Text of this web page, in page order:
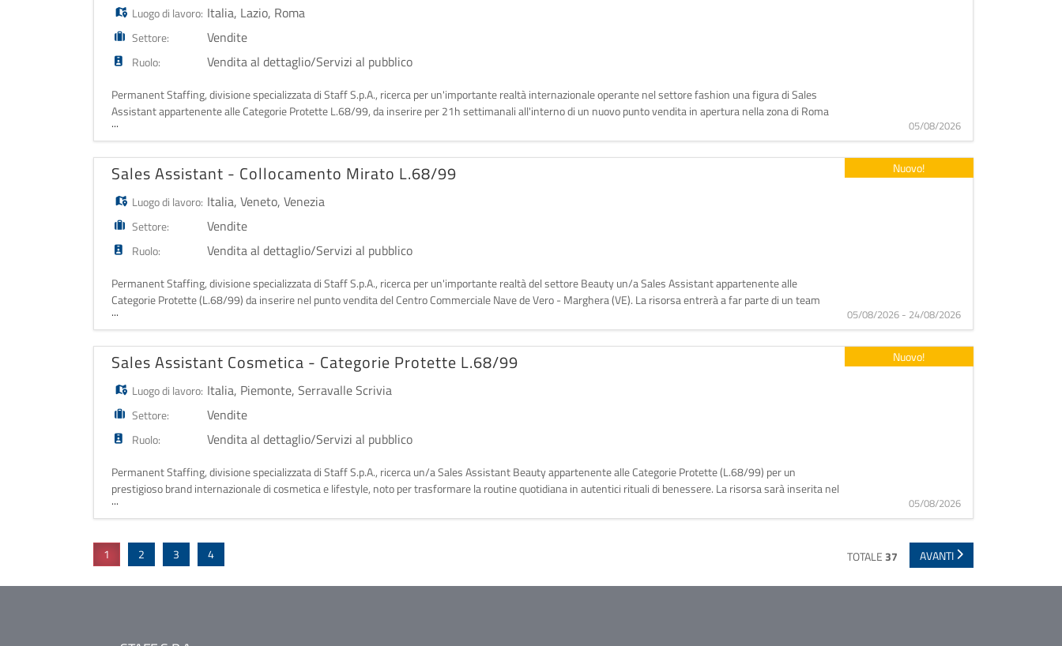
Luogo di lavoro: Italia, Lazio, Roma
Settore: Vendite
Ruolo: Vendita al dettaglio/Servizi al pubblico
Permanent Staffing, divisione specializzata di Staff S.p.A., ricerca per un'importante realtà internazionale operante nel settore fashion una figura di Sales
Assistant appartenente alle Categorie Protette L.68/99, da inserire per 21h settimanali all'interno di un nuovo punto vendita in apertura nella zona di Roma
San Giovanni. L'azienda si disting
... 05/08/2026
Sales Assistant - Collocamento Mirato L.68/99
Luogo di lavoro: Italia,Veneto,Venezia
Settore: Vendite
Ruolo: Vendita al dettaglio/Servizi al pubblico
Permanent Staffing, divisione specializzata di Staff S.p.A., ricerca per un'importante realtà del settore Beauty un/a Sales Assistant appartenente alle
Categorie Protette (L.68/99) da inserire nel punto vendita del Centro Commerciale Nave de Vero - Marghera (VE). La risorsa entrerà a far parte di un team
dinamico e orientato al cliente, contribuen
...
Nuovo!
05/08/2026 - 24/08/2026
Sales Assistant Cosmetica - Categorie Protette L.68/99
Luogo di lavoro: Italia, Piemonte,Serravalle Scrivia
Settore: Vendite
Ruolo: Vendita al dettaglio/Servizi al pubblico
Permanent Staffing, divisione specializzata di Staff S.p.A., ricerca un/a Sales Assistant Beauty appartenente alle Categorie Protette (L.68/99) per un
prestigioso brand internazionale di cosmetica e lifestyle, noto per trasformare la routine quotidiana in autentici rituali di benessere. La risorsa sarà inserita nel
punto vendita del Serravalle Des
...
Nuovo!
05/08/2026
1 2 3 4 AVANTI
TOTALE 37